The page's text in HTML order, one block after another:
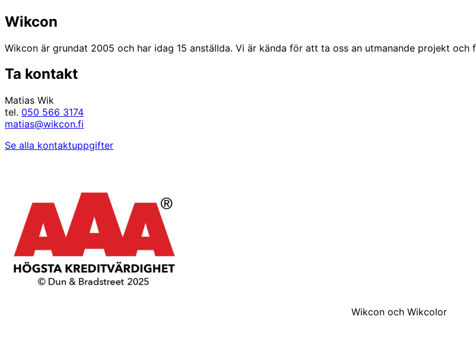
Wikcon
Wikcon är grundat 2005 och har idag 15 anställda. Vi är kända för att ta oss an utmanande projekt och
Ta kontakt
Matias Wik
tel. 050 566 3174
matias@wikcon.fi
Se alla kontaktuppgifter
Wikcon och Wikcolor